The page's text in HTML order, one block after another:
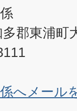
郡東浦町
へメール